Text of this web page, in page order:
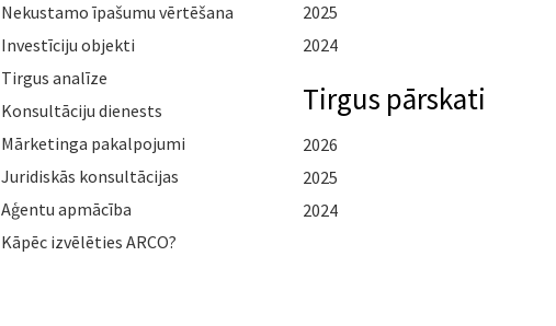
Nekustamo īpašumu vērtēšana
Investīciju objekti
Tirgus analīze
Konsultāciju dienests
Mārketinga pakalpojumi
Juridiskās konsultācijas
Aģentu apmācība
Kāpēc izvēlēties ARCO?
2025
2024
Tirgus pārskati
2026
2025
2024